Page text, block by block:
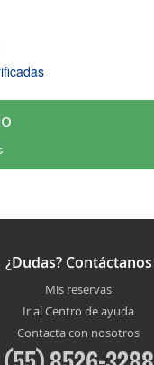
¿Dudas? Contáctanos
Mis reservas
Ir al Centro de ayuda
Contacta con nosotros